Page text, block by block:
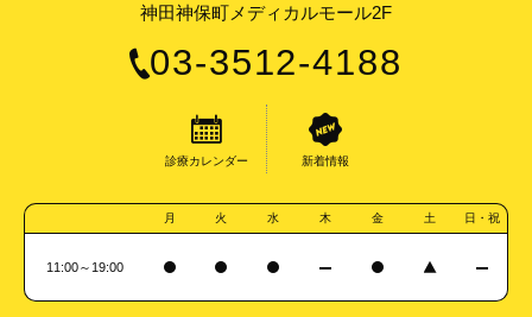
神田神保町メディカルモール2F
03-3512-4188
診療カレンダー 新着情報
月 火 水 木 金 土 日・祝
11:00～19:00